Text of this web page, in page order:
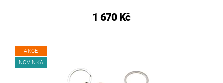
1 670 Kč
AKCE
NOVINKA